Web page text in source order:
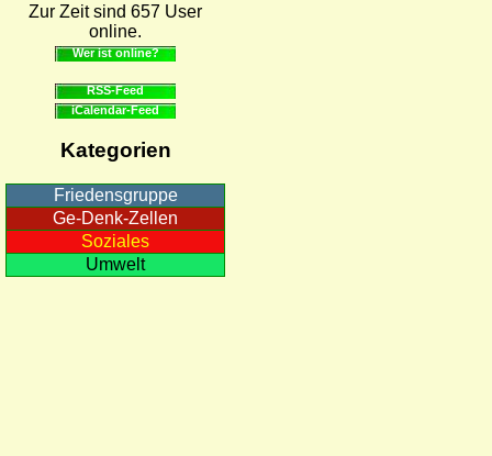
Zur Zeit sind 657 User
online.
Wer ist online?
RSS-Feed
iCalendar-Feed
Kategorien
Friedensgruppe
Ge-Denk-Zellen
Soziales
Umwelt